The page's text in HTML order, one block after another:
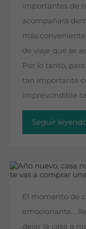
importantes de
acompañará
más
de viaje que se
Por lo tanto,
tan importante
imprescindible
Seguir
El momento de
emocionante…
dejar la casa a